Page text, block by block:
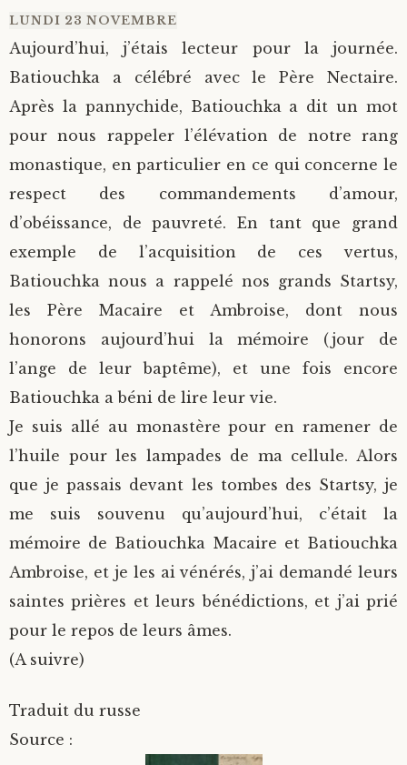
LUNDI 23 NOVEMBRE
Aujourd’hui, j’étais lecteur pour la journée.
Batiouchka a célébré avec le Père Nectaire.
Après la pannychide, Batiouchka a dit un mot
pour nous rappeler l’élévation de notre rang
monastique, en particulier en ce qui concerne le
respect des commandements d’amour,
d’obéissance, de pauvreté. En tant que grand
exemple de l’acquisition de ces vertus,
Batiouchka nous a rappelé nos grands Startsy,
les Père Macaire et Ambroise, dont nous
honorons aujourd’hui la mémoire (jour de
l’ange de leur baptême), et une fois encore
Batiouchka a béni de lire leur vie.
Je suis allé au monastère pour en ramener de
l’huile pour les lampades de ma cellule. Alors
que je passais devant les tombes des Startsy, je
me suis souvenu qu’aujourd’hui, c’était la
mémoire de Batiouchka Macaire et Batiouchka
Ambroise, et je les ai vénérés, j’ai demandé leurs
saintes prières et leurs bénédictions, et j’ai prié
pour le repos de leurs âmes.
(A suivre)
Traduit du russe
Source :